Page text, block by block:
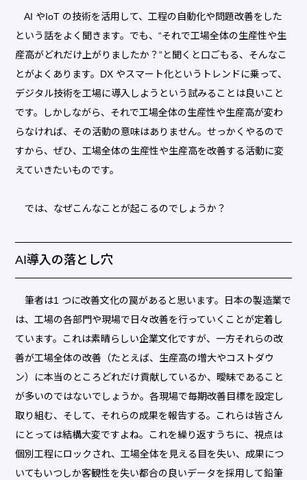
AI やIoT の技術を活用して、工程の自動化や問題改善をした
という話をよく聞きます。でも、“それで工場全体の生産性や生
産高がどれだけ上がりましたか？”と聞くと口ごもる、そんなこ
とがよくあります。DX やスマート化というトレンドに乗って、
デジタル技術を工場に導入しようという試みることは良いこと
です。しかしながら、それで工場全体の生産性や生産高が変わ
らなければ、その活動の意味はありません。せっかくやるので
すから、ぜひ、工場全体の生産性や生産高を改善する活動に変
えていきたいものです。
では、なぜこんなことが起こるのでしょうか？
AI導入の落とし穴
筆者は1 つに改善文化の罠があると思います。日本の製造業で
は、工場の各部門や現場で日々改善を行っていくことが定着し
ています。これは素晴らしい企業文化ですが、一方それらの改
善が工場全体の改善（たとえば、生産高の増大やコストダウ
ン）に本当のところどれだけ貢献しているか、曖昧であること
が多いのではないでしょうか。各現場で毎期改善目標を設定し
取り組む、そして、それらの成果を報告する。これらは皆さん
にとっては結構大変ですよね。これを繰り返すうちに、視点は
個別工程にロックされ、工場全体を見える目を失い、成果につ
いてもいつしか客観性を失い都合の良いデータを採用して鉛筆